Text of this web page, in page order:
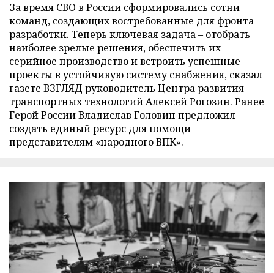
За время СВО в России сформировались сотни
команд, создающих востребованные для фронта
разработки. Теперь ключевая задача – отобрать
наиболее зрелые решения, обеспечить их
серийное производство и встроить успешные
проекты в устойчивую систему снабжения, сказал
газете ВЗГЛЯД руководитель Центра развития
транспортных технологий Алексей Рогозин. Ранее
Герой России Владислав Головин предложил
создать единый ресурс для помощи
представителям «народного ВПК».